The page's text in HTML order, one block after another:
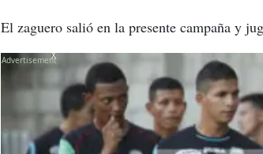
El zaguero salió en la presente campaña y
X